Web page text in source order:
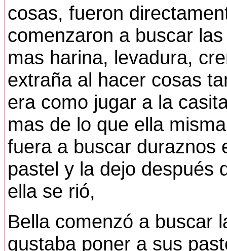
cosas, fueron
comenzaron a buscar
mas harina, levadura,
extraña al hacer cosas
era como jugar a la
mas de lo que ella
fuera a buscar duraznos
pastel y la dejo después
ella se rió,
Bella comenzó a buscar
gustaba poner a sus